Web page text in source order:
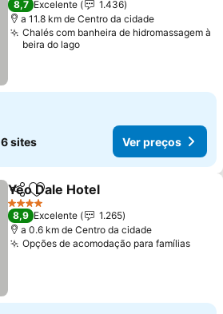
8,7 Excelente
1.436
a 11.8 km de Centro da cidade
Chalés com banheira de hidromassagem à
beira do lago
6 sites Ver preços
PartilharAdicionar aos favoritos
Yeo Dale Hotel
4 Estrelas
8,9 Excelente
1.265
a 0.6 km de Centro da cidade
Opções de acomodação para famíliasVer